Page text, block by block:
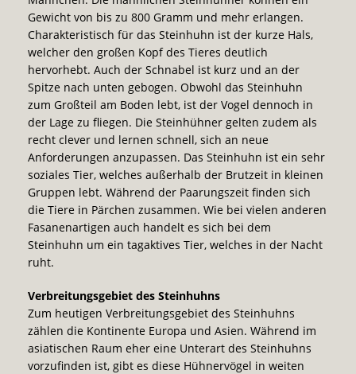
Gewicht von bis zu 800 Gramm und mehr erlangen.
Charakteristisch für das Steinhuhn ist der kurze Hals,
welcher den großen Kopf des Tieres deutlich
hervorhebt. Auch der Schnabel ist kurz und an der
Spitze nach unten gebogen. Obwohl das Steinhuhn
zum Großteil am Boden lebt, ist der Vogel dennoch in
der Lage zu fliegen. Die Steinhühner gelten zudem als
recht clever und lernen schnell, sich an neue
Anforderungen anzupassen. Das Steinhuhn ist ein sehr
soziales Tier, welches außerhalb der Brutzeit in kleinen
Gruppen lebt. Während der Paarungszeit finden sich
die Tiere in Pärchen zusammen. Wie bei vielen anderen
Fasanenartigen auch handelt es sich bei dem
Steinhuhn um ein tagaktives Tier, welches in der Nacht
ruht.
Verbreitungsgebiet des Steinhuhns
Zum heutigen Verbreitungsgebiet des Steinhuhns
zählen die Kontinente Europa und Asien. Während im
asiatischen Raum eher eine Unterart des Steinhuhns
vorzufinden ist, gibt es diese Hühnervögel in weiten